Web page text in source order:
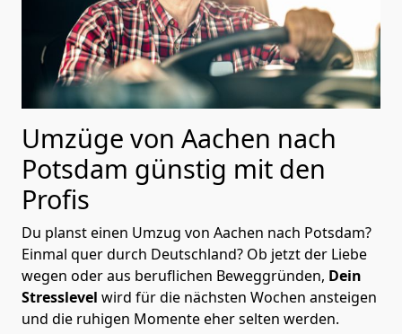
Umzüge von Aachen nach
Potsdam günstig mit den
Profis
Du planst einen Umzug von Aachen nach Potsdam?
Einmal quer durch Deutschland? Ob jetzt der Liebe
wegen oder aus beruflichen Beweggründen, Dein
Stresslevel wird für die nächsten Wochen ansteigen
und die ruhigen Momente eher selten werden.